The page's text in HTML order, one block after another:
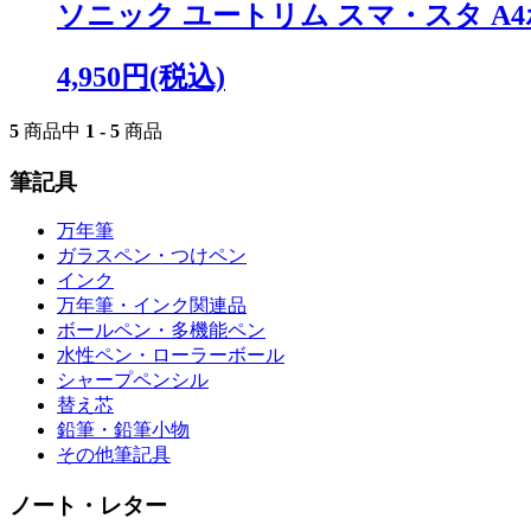
ソニック ユートリム スマ・スタ
4,950円(税込)
5 商品中 1 - 5 商品
筆記具
万年筆
ガラスペン・つけペン
インク
万年筆・インク関連品
ボールペン・多機能ペン
水性ペン・ローラーボール
シャープペンシル
替え芯
鉛筆・鉛筆小物
その他筆記具
ノート・レター